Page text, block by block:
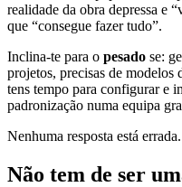
realidade da obra depressa e
que “consegue fazer tudo”.
Inclina-te para o pesado se:
projetos, precisas de modelos
tens tempo para configurar e
padronização numa equipa
Nenhuma resposta está
Não tem de ser